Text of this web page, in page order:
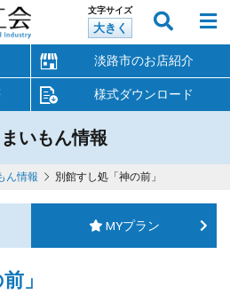
文字サイズ
大きく
淡路市のお店紹介
様式ダウンロード
いもん情報
ん情報 別館すし処「神の前」
MYプラン
」